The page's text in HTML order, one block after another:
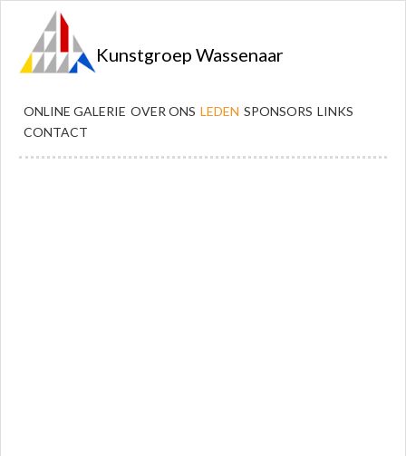
Kunstgroep Wassenaar
ONLINE GALERIE OVER ONS LEDEN SPONSORS LINKS
CONTACT